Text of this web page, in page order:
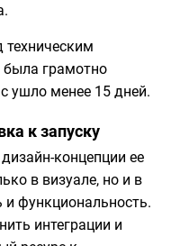
техническим
была грамотно
ушло менее 15 дней.
к запуску
концепции ее
в визуале, но и в
и функциональность.
интеграции и